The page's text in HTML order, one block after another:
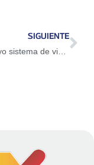
SIGUIENTE
Activan nuevo sistema de vigilancia en el Puente sobre el Lago de Maracaibo para reforzar la seguridad en zonas estratégicas